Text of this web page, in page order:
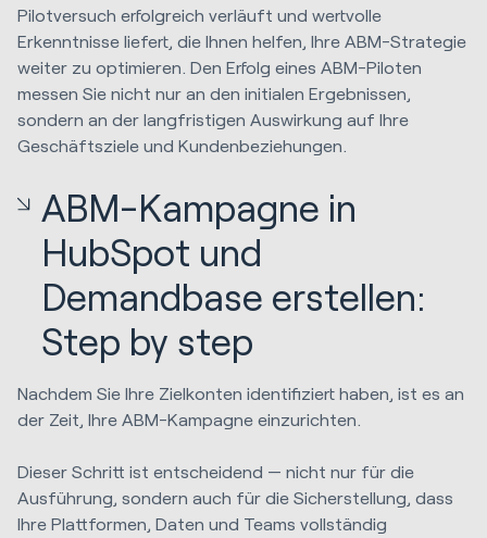
Pilotversuch erfolgreich verläuft und wertvolle
Erkenntnisse liefert, die Ihnen helfen, Ihre ABM-Strategie
weiter zu optimieren. Den Erfolg eines ABM-Piloten
messen Sie nicht nur an den initialen Ergebnissen,
sondern an der langfristigen Auswirkung auf Ihre
Geschäftsziele und Kundenbeziehungen.
ABM-Kampagne in
HubSpot und
Demandbase erstellen:
Step by step
Nachdem Sie Ihre Zielkonten identifiziert haben, ist es an
der Zeit, Ihre ABM-Kampagne einzurichten.
Dieser Schritt ist entscheidend — nicht nur für die
Ausführung, sondern auch für die Sicherstellung, dass
Ihre Plattformen, Daten und Teams vollständig